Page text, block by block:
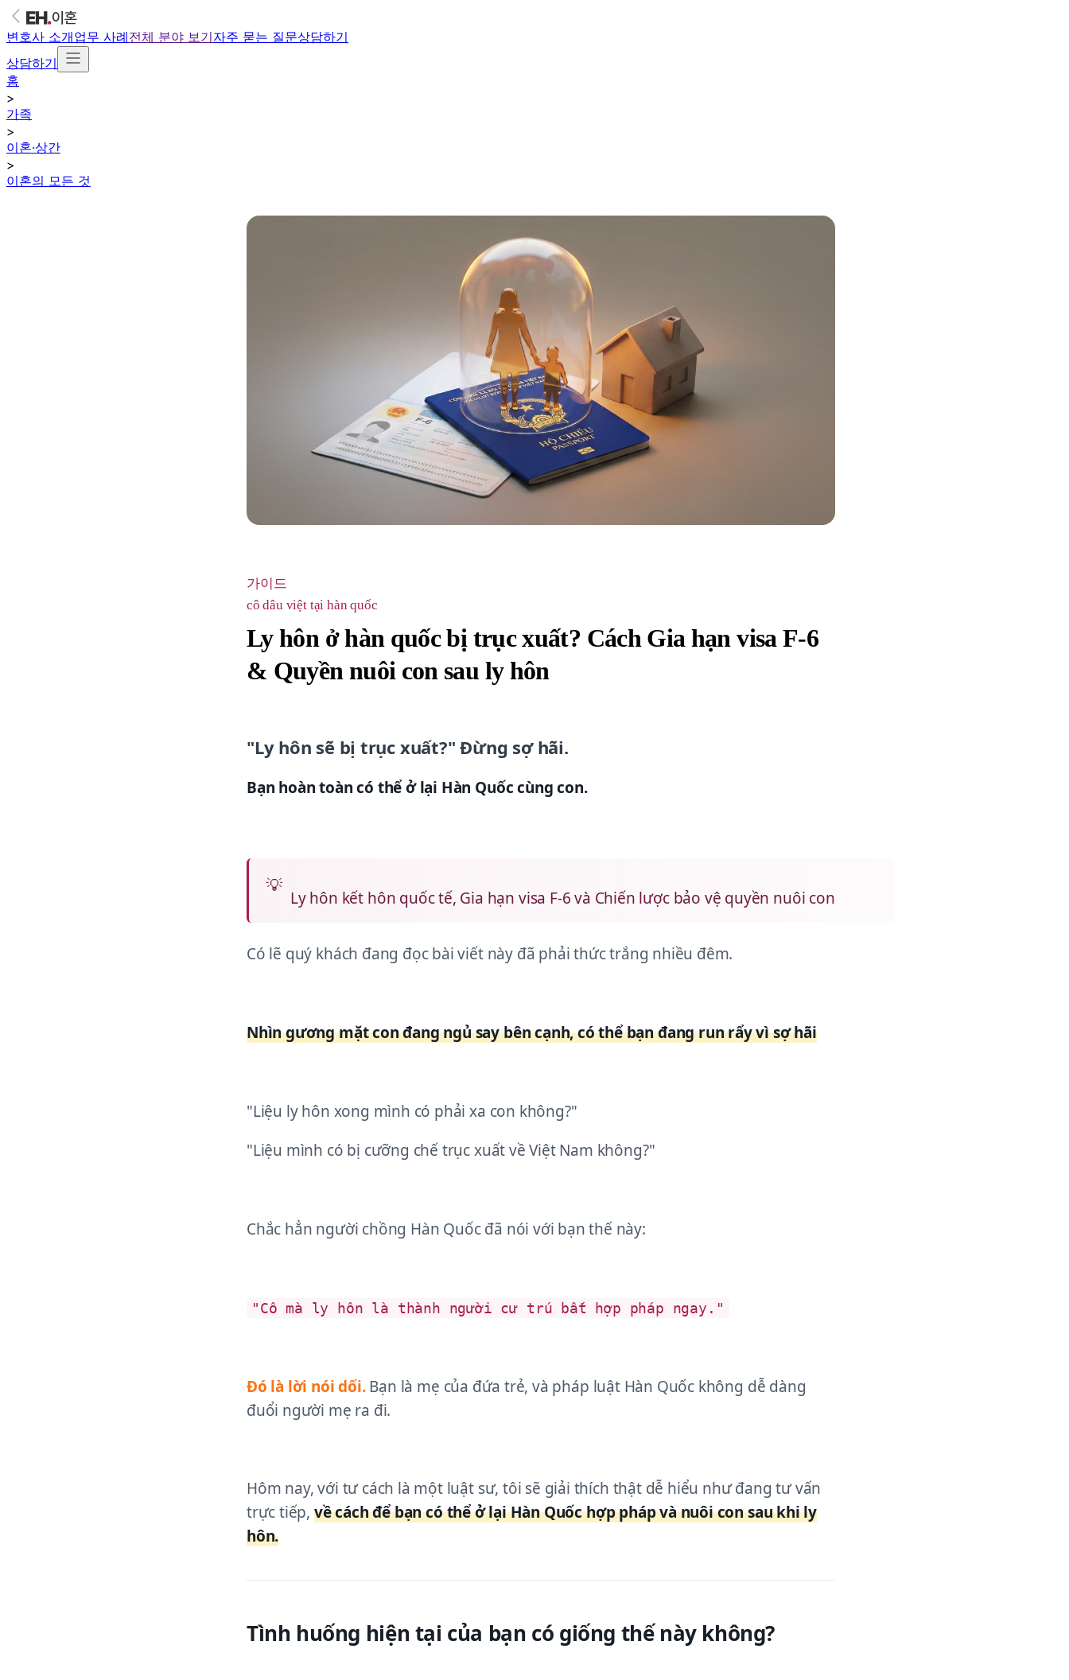
변호사 소개업무 사례전체 분야 보기자주 묻는 질문상담하기
상담하기
홈
>
가족
>
이혼·상간
>
이혼의 모든 것
가이드
cô dâu việt tại hàn quốc
Ly hôn ở hàn quốc bị trục xuất? Cách Gia hạn visa F-6
& Quyền nuôi con sau ly hôn
"Ly hôn sẽ bị trục xuất?" Đừng sợ hãi.
Bạn hoàn toàn có thể ở lại Hàn Quốc cùng con.
Ly hôn kết hôn quốc tế, Gia hạn visa F-6 và Chiến lược bảo vệ quyền nuôi con
Có lẽ quý khách đang đọc bài viết này đã phải thức trắng nhiều đêm.
Nhìn gương mặt con đang ngủ say bên cạnh, có thể bạn đang run rẩy vì sợ hãi
"Liệu ly hôn xong mình có phải xa con không?"
"Liệu mình có bị cưỡng chế trục xuất về Việt Nam không?"
Chắc hẳn người chồng Hàn Quốc đã nói với bạn thế này:
"Cô mà ly hôn là thành người cư trú bất hợp pháp ngay."
Đó là lời nói dối.Bạn là mẹ của đứa trẻ, và pháp luật Hàn Quốc không dễ dàng
đuổi người mẹ ra đi.
Hôm nay, với tư cách là một luật sư, tôi sẽ giải thích thật dễ hiểu như đang tư vấn
trực tiếp, về cách để bạn có thể ở lại Hàn Quốc hợp pháp và nuôi con sau khi ly
hôn.
Tình huống hiện tại của bạn có giống thế này không?